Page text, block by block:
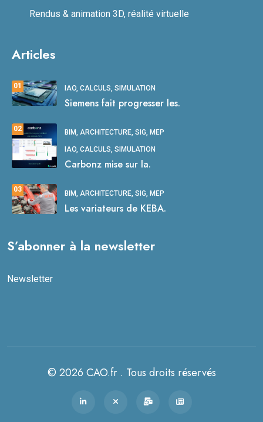
Rendus & animation 3D, réalité virtuelle
Articles
01 IAO, CALCULS, SIMULATION
Siemens fait progresser les.
02 BIM, ARCHITECTURE, SIG, MEP
IAO, CALCULS, SIMULATION
Carbonz mise sur la.
03 BIM, ARCHITECTURE, SIG, MEP
Les variateurs de KEBA.
S’abonner à la newsletter
Newsletter
© 2026 CAO.fr . Tous droits réservés